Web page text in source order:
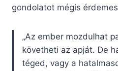
gondolatot mégis
„Az ember mozdulhat
követheti az apját. De
téged, vagy a